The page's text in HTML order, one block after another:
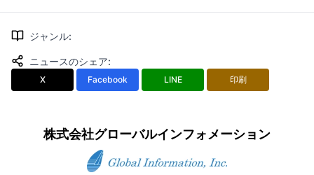
ジャンル:
ニュースのシェア:
X Facebook LINE 印刷
株式会社グローバルインフォメーション